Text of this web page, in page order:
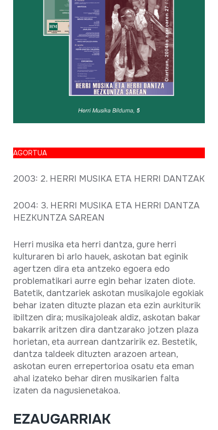
Fiche complète
AGORTUA
2003: 2. HERRI MUSIKA ETA HERRI DANTZAK
2004: 3. HERRI MUSIKA ETA HERRI DANTZA
HEZKUNTZA SAREAN
Herri musika eta herri dantza, gure herri
kulturaren bi arlo hauek, askotan bat eginik
agertzen dira eta antzeko egoera edo
problematikari aurre egin behar izaten diote.
Batetik, dantzariek askotan musikajole egokiak
behar izaten dituzte plazan eta ezin aurkiturik
ibiltzen dira; musikajoleak aldiz, askotan bakar
bakarrik aritzen dira dantzarako jotzen plaza
horietan, eta aurrean dantzaririk ez. Bestetik,
dantza taldeek dituzten arazoen artean,
askotan euren errepertorioa osatu eta eman
ahal izateko behar diren musikarien falta
izaten da nagusienetakoa.
EZAUGARRIAK